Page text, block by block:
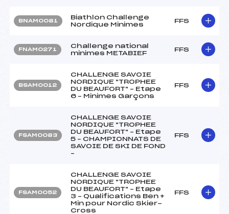
BNAM0081
Biathlon Challenge
Nordique Minimes
FFS
FNAM0271
Challenge national
minimes METABIEF
FFS
BSAM0012
CHALLENGE SAVOIE
NORDIQUE "TROPHEE
DU BEAUFORT" – Etape
6 – Minimes Garçons
FFS
FSAM0083
CHALLENGE SAVOIE
NORDIQUE "TROPHEE
DU BEAUFORT" – Etape
5 – CHAMPIONNATS DE
SAVOIE DE SKI DE FOND
–
FFS
FSAM0052
CHALLENGE SAVOIE
NORDIQUE "TROPHEE
DU BEAUFORT" – Etape
3 – Qualifications Ben +
Min pour Nordic Skier-
Cross
FFS